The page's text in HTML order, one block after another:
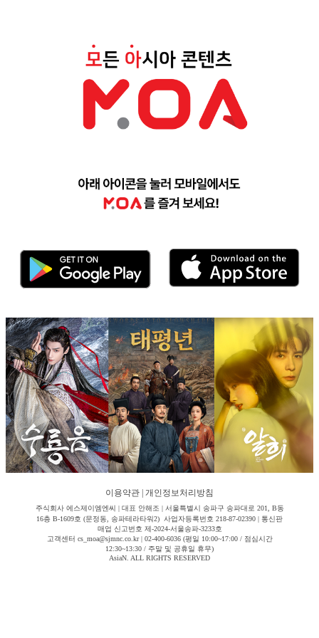
이용약관 개인정보처리방침
주식회사 에스제이엠엔씨 | 대표 안해조 | 서울특별시 송파구 송파대로 201, B동
16층 B-1609호 (문정동, 송파테라타워2) 사업자등록번호 218-87-02390 | 통신판
매업 신고번호 제-2024-서울송파-3233호
고객센터 cs_moa@sjmnc.co.kr | 02-400-6036 (평일 10:00~17:00 / 점심시간
12:30~13:30 / 주말 및 공휴일 휴무)
AsiaN. ALL RIGHTS RESERVED